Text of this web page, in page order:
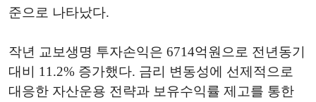
준으로 나타났다.
작년 교보생명 투자손익은 6714억원으로 전년동기
대비 11.2% 증가했다. 금리 변동성에 선제적으로
대응한 자산운용 전략과 보유수익률 제고를 통한